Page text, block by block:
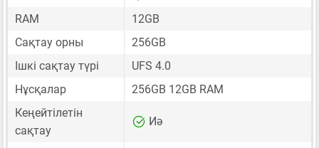
RAM
12GB
Сақтау орны
256GB
Ішкі сақтау түрі
UFS 4.0
Нұсқалар
256GB 12GB RAM
Кеңейтілетін
сақтау
Иә